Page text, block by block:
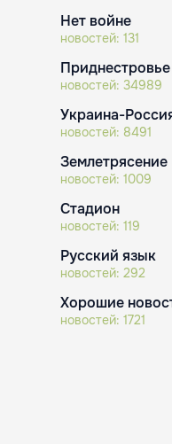
Нет войне
новостей: 131
Приднестровье
новостей: 34989
Украина-
новостей: 8491
Землетрясение
новостей: 1009
Стадион
новостей: 119
Русский язык
новостей: 292
Хорошие
новостей: 1721